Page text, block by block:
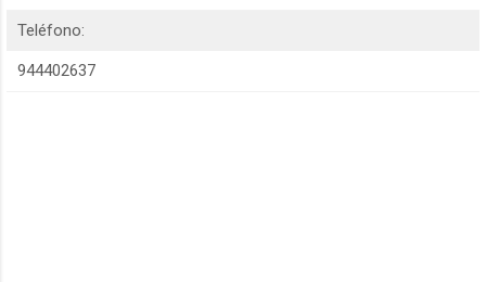
Teléfono:
944402637